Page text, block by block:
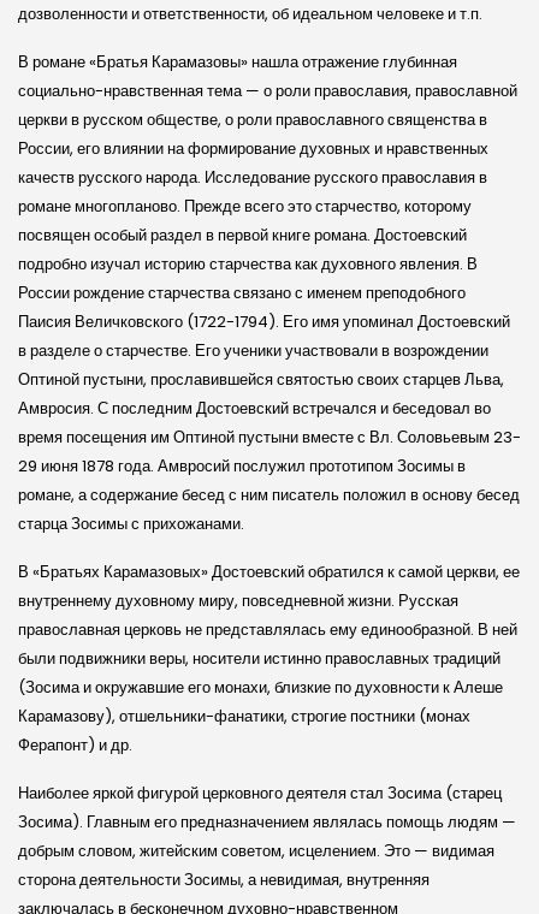
дозволенности и ответственности, об идеальном человеке и т.п.
В романе «Братья Карамазовы» нашла отражение глубинная
социально-нравственная тема — о роли православия, православной
церкви в русском обществе, о роли православного священства в
России, его влиянии на формирование духовных и нравственных
качеств русского народа. Исследование русского православия в
романе многопланово. Прежде всего это старчество, которому
посвящен особый раздел в первой книге романа. Достоевский
подробно изучал историю старчества как духовного явления. В
России рождение старчества связано с именем преподобного
Паисия Величковского (1722-1794). Его имя упоминал Достоевский
в разделе о старчестве. Его ученики участвовали в возрождении
Оптиной пустыни, прославившейся святостью своих старцев Льва,
Амвросия. С последним Достоевский встречался и беседовал во
время посещения им Оптиной пустыни вместе с Вл. Соловьевым 23-
29 июня 1878 года. Амвросий послужил прототипом Зосимы в
романе, а содержание бесед с ним писатель положил в основу бесед
старца Зосимы с прихожанами.
В «Братьях Карамазовых» Достоевский обратился к самой церкви, ее
внутреннему духовному миру, повседневной жизни. Русская
православная церковь не представлялась ему единообразной. В ней
были подвижники веры, носители истинно православных традиций
(Зосима и окружавшие его монахи, близкие по духовности к Алеше
Карамазову), отшельники-фанатики, строгие постники (монах
Ферапонт) и др.
Наиболее яркой фигурой церковного деятеля стал Зосима (старец
Зосима). Главным его предназначением являлась помощь людям —
добрым словом, житейским советом, исцелением. Это — видимая
сторона деятельности Зосимы, а невидимая, внутренняя
заключалась в бесконечном духовно-нравственном